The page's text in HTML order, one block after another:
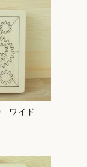
ワイド